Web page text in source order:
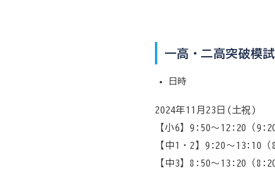
一高・二高突破模
日時
2024年11月23日(土祝)
【小6】9:50～12:20（
【中1・2】9:20〜13:10（
【中3】8:50〜13:20（